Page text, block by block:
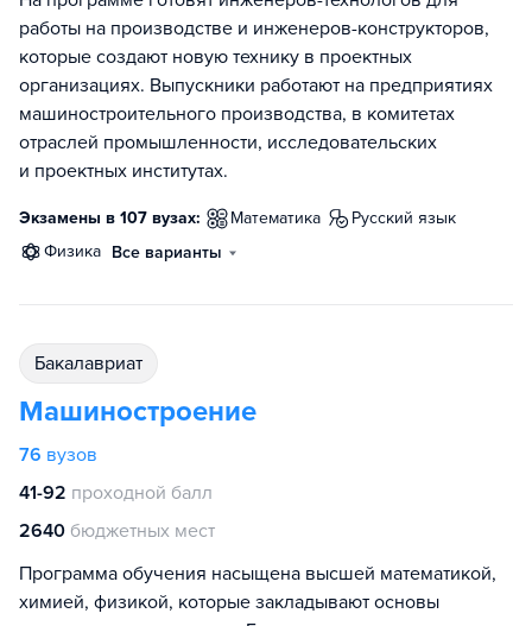
работы на производстве и инженеров-конструкторов,
которые создают новую технику в проектных
организациях. Выпускники работают на предприятиях
машиностроительного производства, в комитетах
отраслей промышленности, исследовательских
и проектных институтах.
Экзамены в 107 вузах: математика
русский язык
физика Все варианты
бакалавриат
Машиностроение
76 вузов
41-92 проходной балл
2640 бюджетных мест
Программа обучения насыщена высшей математикой,
химией, физикой, которые закладывают основы